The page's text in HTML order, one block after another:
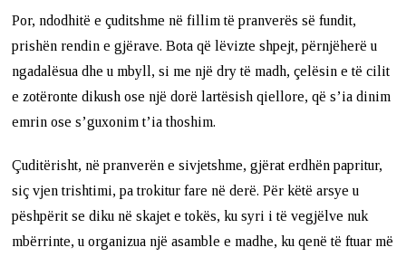
Por, ndodhitë e çuditshme në fillim të pranverës së fundit,
prishën rendin e gjërave. Bota që lëvizte shpejt, përnjëherë u
ngadalësua dhe u mbyll, si me një dry të madh, çelësin e të cilit
e zotëronte dikush ose një dorë lartësish qiellore, që s’ia dinim
emrin ose s’guxonim t’ia thoshim.
Çuditërisht, në pranverën e sivjetshme, gjërat erdhën papritur,
siç vjen trishtimi, pa trokitur fare në derë. Për këtë arsye u
pëshpërit se diku në skajet e tokës, ku syri i të vegjëlve nuk
mbërrinte, u organizua një asamble e madhe, ku qenë të ftuar më